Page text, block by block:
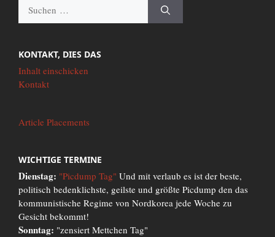
nach:
KONTAKT, DIES DAS
Inhalt einschicken
Kontakt
Article Placements
WICHTIGE TERMINE
Dienstag: "Picdump Tag" Und mit verlaub es ist der beste,
politisch bedenklichste, geilste und größte Picdump den das
kommunistische Regime von Nordkorea jede Woche zu
Gesicht bekommt!
Sonntag: "zensiert Mettchen Tag"